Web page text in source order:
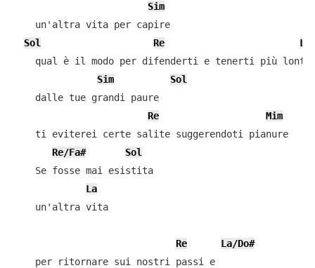
Sim
    un'altra vita per capire
Sol
Re
La
qual è il modo per difenderti e tenerti più
Sim
Sol
    dalle tue grandi paure
Re
Mim
    ti eviterei certe salite suggerendoti pianure
Re/Fa#
Sol
    Se fosse mai esistita
La
    un'altra vita
Re
La/Do#
    per ritornare sui nostri passi e